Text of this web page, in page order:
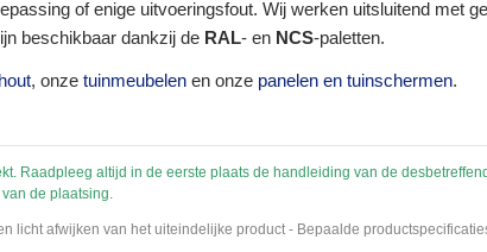
of enige uitvoeringsfout. Wij werken uitsluitend met
beschikbaar dankzij de RAL- en NCS-paletten.
, onze tuinmeubelen en onze panelen en tuinschermen.
Raadpleeg altijd in de eerste plaats de handleiding van de
de plaatsing.
licht afwijken van het uiteindelijke product - Bepaalde